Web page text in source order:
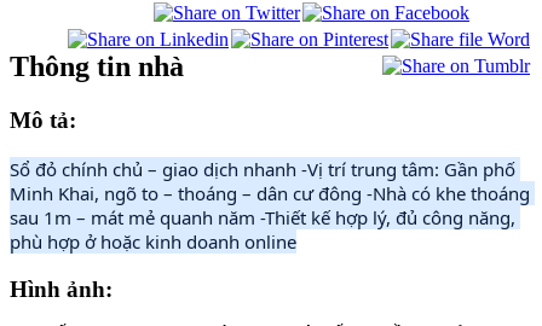
Thông tin nhà
Mô tả:
Sổ đỏ chính chủ – giao dịch nhanh -Vị trí trung tâm: Gần phố
Minh Khai, ngõ to – thoáng – dân cư đông -Nhà có khe thoáng
sau 1m – mát mẻ quanh năm -Thiết kế hợp lý, đủ công năng,
phù hợp ở hoặc kinh doanh online
Hình ảnh: